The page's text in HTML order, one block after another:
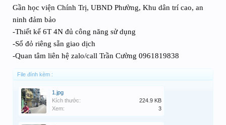
Gần học viện Chính Trị, UBND Phường, Khu dân trí cao, an
ninh đảm bảo
-Thiết kế 6T 4N đủ công năng sử dụng
-Sổ đỏ riêng sẵn giao dịch
-Quan tâm liên hệ zalo/call Trần Cường 0961819838
File đính kèm :
1.jpg
Kích thước:
224.9 KB
Xem:
3